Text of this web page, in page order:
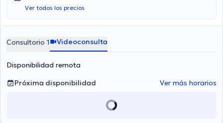
consulta con la doctora Dra. Miriam Hernández De Marín es de
desde $25 hasta $30.
Ver todos los precios
Consultorio 1 Videoconsulta
Disponibilidad remota
Próxima disponibilidad
Ver más horarios